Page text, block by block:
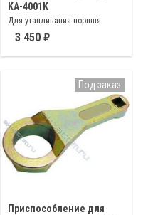
KA-4001K
Для утапливания поршня
тормозного цилиндра
3 450
Приспособление для
Под заказ